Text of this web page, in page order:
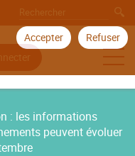
Accepter Refuser
: les informations
peuvent évoluer